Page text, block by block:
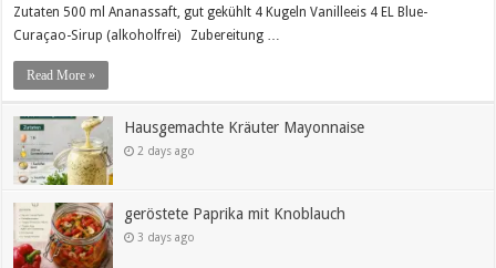
Zutaten 500 ml Ananassaft, gut gekühlt 4 Kugeln Vanilleeis 4 EL Blue-
Curaçao-Sirup (alkoholfrei) Zubereitung …
Read More »
Hausgemachte Kräuter Mayonnaise
2 days ago
geröstete Paprika mit Knoblauch
3 days ago